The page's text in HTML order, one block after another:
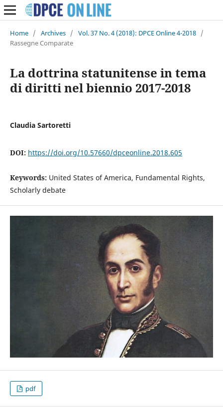
Home / Archives / Vol. 37 No. 4 (2018): DPCE Online 4-2018 /
Rassegne Comparate
La dottrina statunitense in tema
di diritti nel biennio 2017-2018
Claudia Sartoretti
DOI: https://doi.org/10.57660/dpceonline.2018.605
Keywords: United States of America, Fundamental Rights,
Scholarly debate
pdf